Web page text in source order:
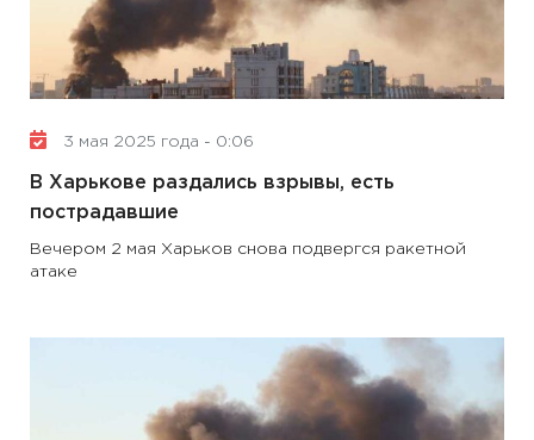
3 мая 2025 года - 0:06
В Харькове раздались взрывы, есть
пострадавшие
Вечером 2 мая Харьков снова подвергся ракетной
атаке